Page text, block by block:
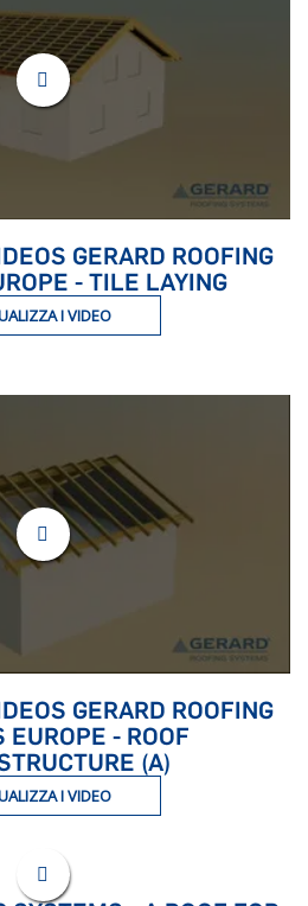
GERARD ROOFING
- TILE LAYING
I VIDEO
GERARD ROOFING
EUROPE - ROOF
(A)
I VIDEO